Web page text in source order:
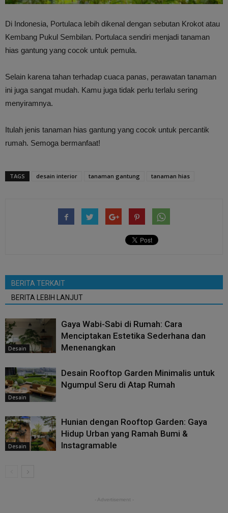
Di Indonesia, Portulaca lebih dikenal dengan sebutan Krokot atau
Kembang Pukul Sembilan. Portulaca sendiri menjadi tanaman
hias gantung yang cocok untuk pemula.
Selain karena tahan terhadap cuaca panas, perawatan tanaman
ini juga sangat mudah. Kamu juga tidak perlu terlalu sering
menyiramnya.
Itulah jenis tanaman hias gantung yang cocok untuk percantik
rumah. Semoga bermanfaat!
TAGS desain interior tanaman gantung tanaman hias
BERITA TERKAIT
BERITA LEBIH LANJUT
Desain
Gaya Wabi-Sabi di Rumah: Cara
Menciptakan Estetika Sederhana dan
Menenangkan
Desain
Desain Rooftop Garden Minimalis untuk
Ngumpul Seru di Atap Rumah
Desain
Hunian dengan Rooftop Garden: Gaya
Hidup Urban yang Ramah Bumi &
Instagramable
- Advertisement -